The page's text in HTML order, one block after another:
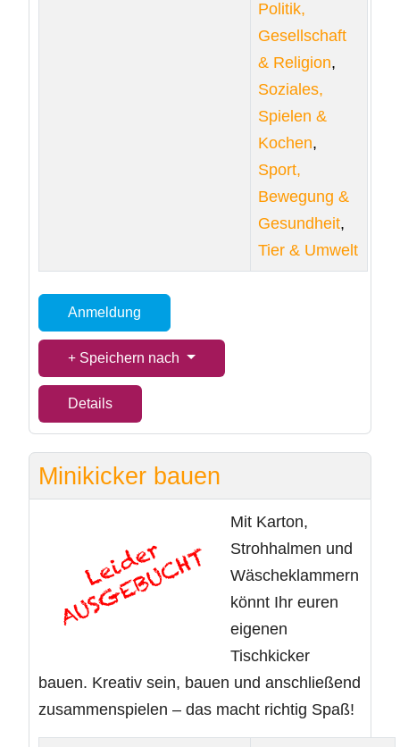
Politik,
Gesellschaft
& Religion,
Soziales,
Spielen &
Kochen,
Sport,
Bewegung &
Gesundheit,
Tier & Umwelt
Anmeldung
Speichern nach
Details
Minikicker bauen
Mit Karton,
Strohhalmen und
Wäscheklammern
könnt Ihr euren
eigenen
Tischkicker
bauen. Kreativ sein, bauen und anschließend
zusammenspielen – das macht richtig Spaß!